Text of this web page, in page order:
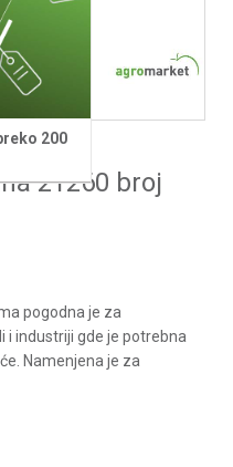
200
21260 broj
pogodna je za
i industriji gde je potrebna
Namenjena je za